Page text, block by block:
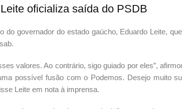
oficializa saída do PSDB
do governador do estado gaúcho, Eduardo Leite,
valores. Ao contrário, sigo guiado por eles”,
possível fusão com o Podemos. Desejo muito
Leite em nota à imprensa.